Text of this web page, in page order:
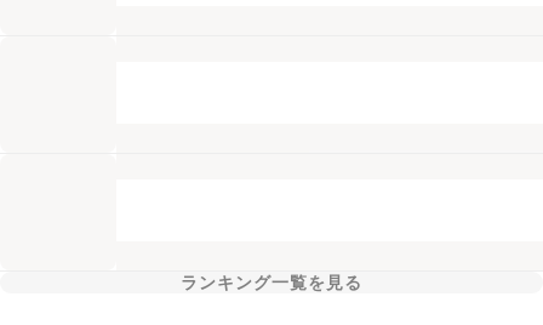
ランキング一覧を見る